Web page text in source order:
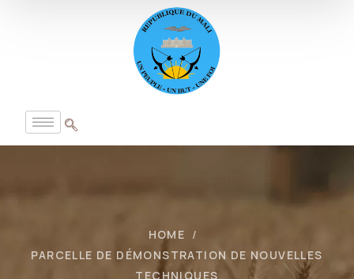
HOME
PARCELLE DE DÉMONSTRATION DE NOUVELLES
TECHNIQUES